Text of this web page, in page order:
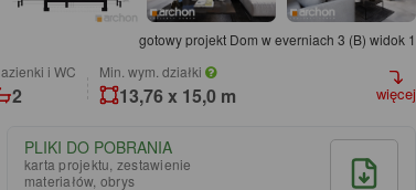
gotowy projekt Dom w everniach 3 (B) widok 1
łazienki i WC
2
Min. wym. działki
13,76 x 15,0 m więcej
PLIKI DO POBRANIA
karta projektu, zestawienie
materiałów, obrys